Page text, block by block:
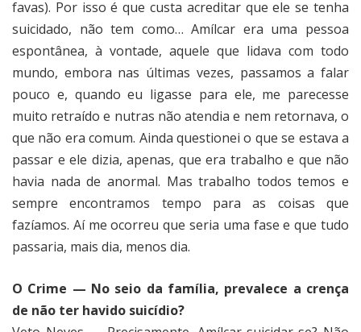
favas). Por isso é que custa acreditar que ele se tenha
suicidado, não tem como… Amílcar era uma pessoa
espontânea, à vontade, aquele que lidava com todo
mundo, embora nas últimas vezes, passamos a falar
pouco e, quando eu ligasse para ele, me parecesse
muito retraído e nutras não atendia e nem retornava, o
que não era comum. Ainda questionei o que se estava a
passar e ele dizia, apenas, que era trabalho e que não
havia nada de anormal. Mas trabalho todos temos e
sempre encontramos tempo para as coisas que
fazíamos. Aí me ocorreu que seria uma fase e que tudo
passaria, mais dia, menos dia.
O Crime — No seio da família, prevalece a crença
de não ter havido suicídio?